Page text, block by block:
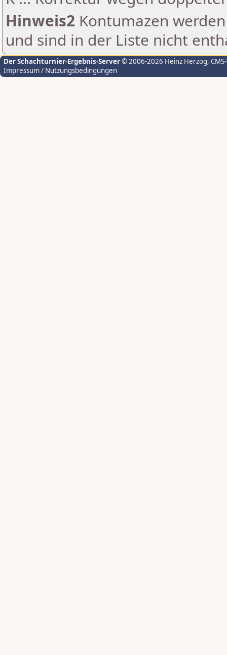
Hinweis2 Kontumazen
und sind in der Liste nicht
Der Schachturnier-Ergebnis-Server© 2006-2026 Heinz Herzog,
Impressum / Nutzungsbedingungen